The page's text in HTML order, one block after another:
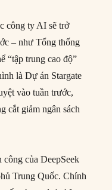
công ty AI sẽ trở
– như Tổng thống
“tập trung cao độ”
là Dự án Stargate
vào tuần trước,
cắt giảm ngân sách
công của DeepSeek
Trung Quốc. Chính